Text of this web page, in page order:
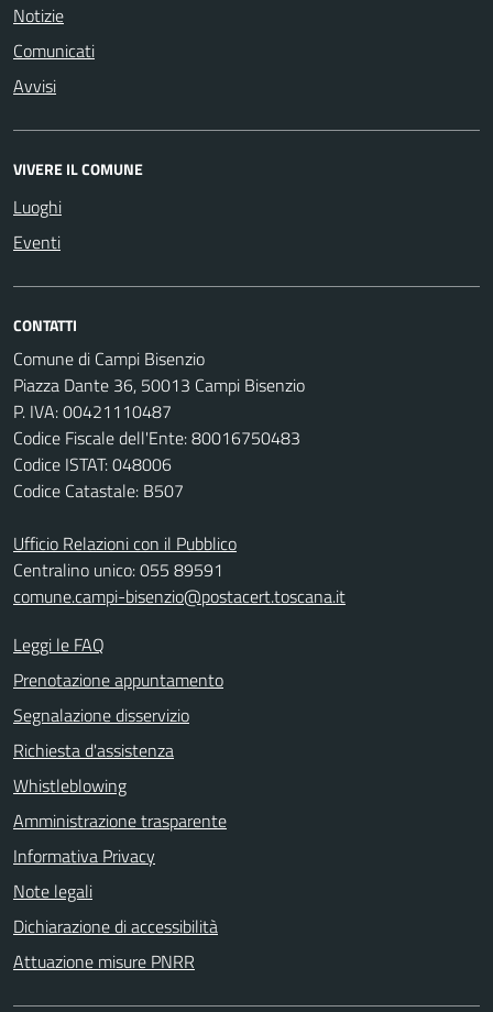
Notizie
Comunicati
Avvisi
VIVERE IL COMUNE
Luoghi
Eventi
CONTATTI
Comune di Campi Bisenzio
Piazza Dante 36, 50013 Campi Bisenzio
P. IVA: 00421110487
Codice Fiscale dell'Ente: 80016750483
Codice ISTAT: 048006
Codice Catastale: B507
Ufficio Relazioni con il Pubblico
Centralino unico: 055 89591
comune.campi-bisenzio@postacert.toscana.it
Leggi le FAQ
Prenotazione appuntamento
Segnalazione disservizio
Richiesta d'assistenza
Whistleblowing
Amministrazione trasparente
Informativa Privacy
Note legali
Dichiarazione di accessibilità
Attuazione misure PNRR